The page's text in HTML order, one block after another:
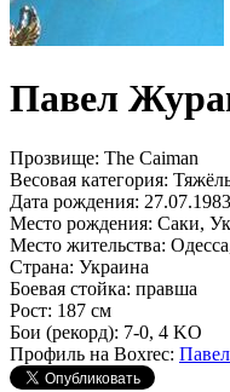
Павел
Прозвище: The Caiman
Весовая категория:
Дата рождения:
Место рождения: Саки,
Место жительства:
Страна: Украина
Боевая стойка: правша
Рост: 187 см
Бои (рекорд): 7-0, 4 KO
Профиль на Boxrec: